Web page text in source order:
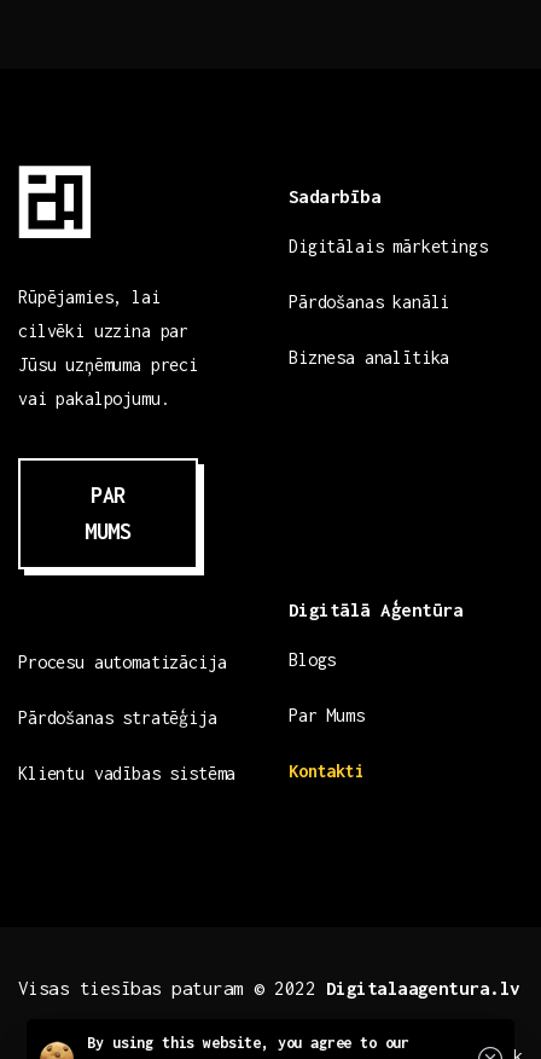
Rūpējamies, lai
cilvēki uzzina par
Jūsu uzņēmuma preci
vai pakalpojumu.
PAR
MUMS
Sadarbība
Digitālais mārketings
Pārdošanas kanāli
Biznesa analītika
Procesu automatizācija
Pārdošanas stratēģija
Klientu vadības sistēma
Digitālā Aģentūra
Blogs
Par Mums
Kontakti
Visas tiesības paturam © 2022 Digitalaagentura.lv
By using this website, you agree to our Close